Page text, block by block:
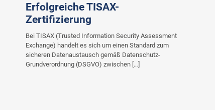
Erfolgreiche TISAX-
Zertifizierung
Bei TISAX (Trusted Information Security Assessment
Exchange) handelt es sich um einen Standard zum
sicheren Datenaustausch gemäß Datenschutz-
Grundverordnung (DSGVO) zwischen […]